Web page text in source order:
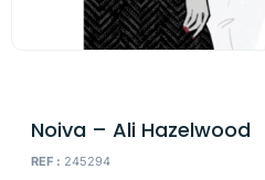
Noiva – Ali Hazelwood
REF : 245294